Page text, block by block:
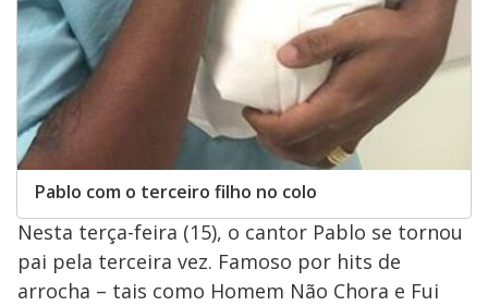
Pablo com o terceiro filho no colo
Nesta terça-feira (15), o cantor Pablo se tornou
pai pela terceira vez. Famoso por hits de
arrocha – tais como Homem Não Chora e Fui